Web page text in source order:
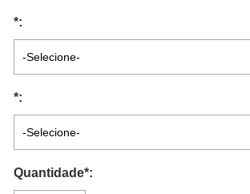
*:
-Selecione-
*:
-Selecione-
Quantidade*: